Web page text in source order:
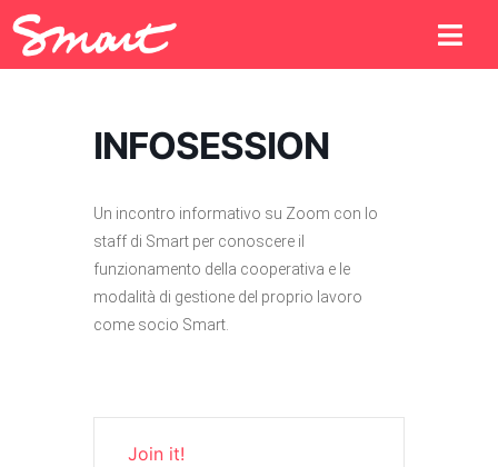
INFOSESSION
Un incontro informativo su Zoom con lo
staff di Smart per conoscere il
funzionamento della cooperativa e le
modalità di gestione del proprio lavoro
come socio Smart.
Join it!